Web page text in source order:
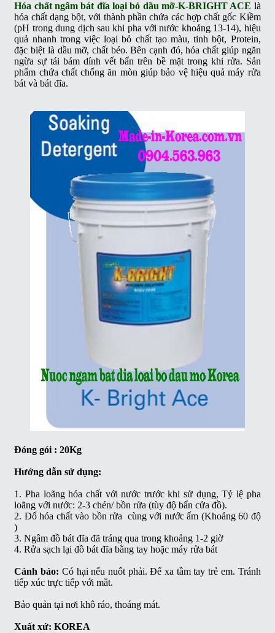
Hóa chất ngâm bát đĩa loại bỏ dầu mỡ-K-BRIGHT ACE là
hóa chất dạng bột, với thành phần chứa các hợp chất gốc Kiềm
(pH trong dung dịch sau khi pha với nước khoảng 13-14), hiệu
quả nhanh trong việc loại bỏ chất tạo màu, tinh bột, Protein,
đặc biệt là dầu mỡ, chất béo. Bên cạnh đó, hóa chất giúp ngăn
ngừa sự tái bám dính vết bẩn trên bề mặt trong khi rửa. Sản
phẩm chứa chất chống ăn mòn giúp bảo vệ hiệu quả máy rửa
bát và bát đĩa.
Đóng gói : 20Kg
Hướng dẫn sử dụng:
1. Pha loãng hóa chất với nước trước khi sử dụng, Tỷ lệ pha
loãng với nước: 2-3 chén/ bồn rửa (tùy độ bẩn cửa đồ).
2. Đổ hóa chất vào bồn rửa cùng với nước ấm (Khoảng 60 độ
)
3. Ngâm đồ bát đĩa đã tráng qua trong khoảng 1-2 giờ
4. Rửa sạch lại đồ bát đĩa bằng tay hoặc máy rửa bát
Cảnh báo: Có hại nếu nuốt phải. Để xa tầm tay trẻ em. Tránh
tiếp xúc trực tiếp với mắt.
Bảo quản tại nơi khô ráo, thoáng mát.
Xuất xứ: KOREA